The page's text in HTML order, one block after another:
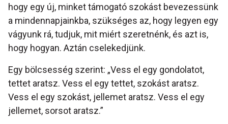
hogy egy új, minket támogató szokást bevezessünk
a mindennapjainkba, szükséges az, hogy legyen egy
vágyunk rá, tudjuk, mit miért szeretnénk, és azt is,
hogy hogyan. Aztán cselekedjünk.
Egy bölcsesség szerint: „Vess el egy gondolatot,
tettet aratsz. Vess el egy tettet, szokást aratsz.
Vess el egy szokást, jellemet aratsz. Vess el egy
jellemet, sorsot aratsz.”